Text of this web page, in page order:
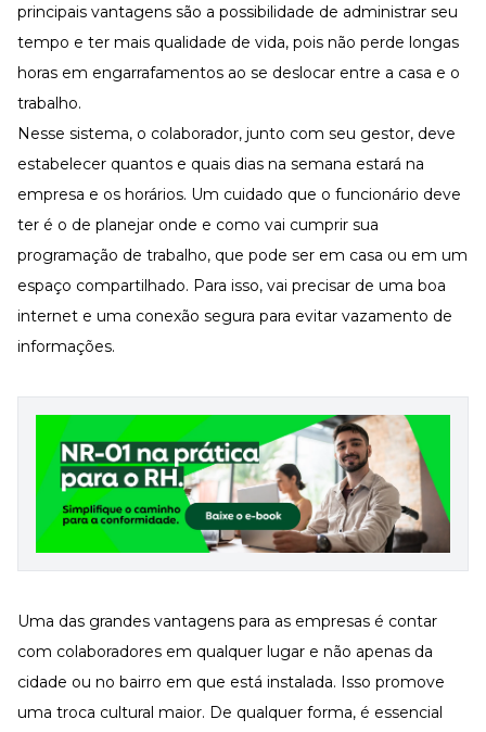
principais vantagens são a possibilidade de administrar seu
tempo e ter mais qualidade de vida, pois não perde longas
horas em engarrafamentos ao se deslocar entre a casa e o
trabalho.
Nesse sistema, o colaborador, junto com seu gestor, deve
estabelecer quantos e quais dias na semana estará na
empresa e os horários. Um cuidado que o funcionário deve
ter é o de planejar onde e como vai cumprir sua
programação de trabalho, que pode ser em casa ou em um
espaço compartilhado. Para isso, vai precisar de uma boa
internet e uma conexão segura para evitar vazamento de
informações.
Uma das grandes vantagens para as empresas é contar
com colaboradores em qualquer lugar e não apenas da
cidade ou no bairro em que está instalada. Isso promove
uma troca cultural maior. De qualquer forma, é essencial